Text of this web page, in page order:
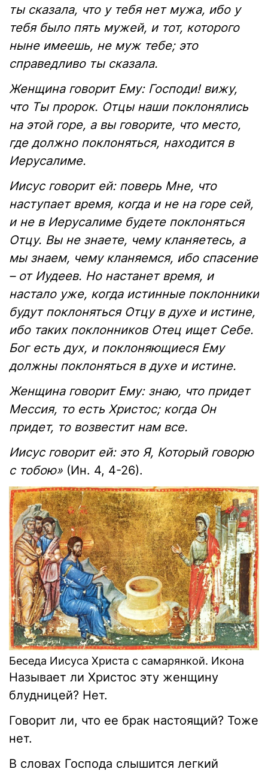
ты сказала, что у тебя нет мужа, ибо у
тебя было пять мужей, и тот, которого
ныне имеешь, не муж тебе; это
справедливо ты сказала.
Женщина говорит Ему: Господи! вижу,
что Ты пророк. Отцы наши поклонялись
на этой горе, а вы говорите, что место,
где должно поклоняться, находится в
Иерусалиме.
Иисус говорит ей: поверь Мне, что
наступает время, когда и не на горе сей,
и не в Иерусалиме будете поклоняться
Отцу. Вы не знаете, чему кланяетесь, а
мы знаем, чему кланяемся, ибо спасение
– от Иудеев. Но настанет время, и
настало уже, когда истинные поклонники
будут поклоняться Отцу в духе и истине,
ибо таких поклонников Отец ищет Себе.
Бог есть дух, и поклоняющиеся Ему
должны поклоняться в духе и истине.
Женщина говорит Ему: знаю, что придет
Мессия, то есть Христос; когда Он
придет, то возвестит нам все.
Иисус говорит ей: это Я, Который говорю
с тобою» (Ин. 4, 4-26).
Беседа Иисуса Христа с самарянкой. Икона
Называет ли Христос эту женщину
блудницей? Нет.
Говорит ли, что ее брак настоящий? Тоже
нет.
В словах Господа слышится легкий